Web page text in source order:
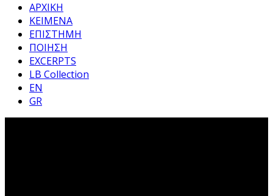
ΑΡΧΙΚΗ
ΚΕΙΜΕΝΑ
ΕΠΙΣΤΗΜΗ
ΠΟΙΗΣΗ
EXCERPTS
LB Collection
EN
GR